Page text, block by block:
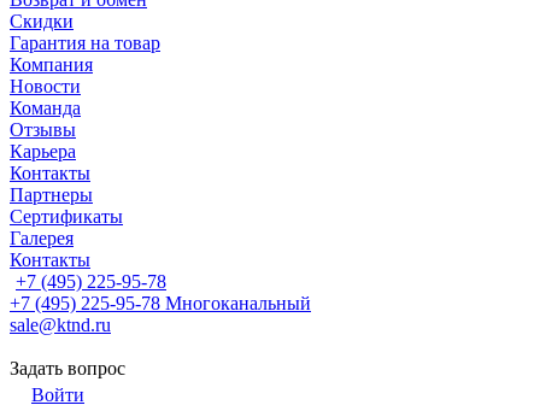
Скидки
Гарантия на товар
Компания
Новости
Команда
Отзывы
Карьера
Контакты
Партнеры
Сертификаты
Галерея
Контакты
+7 (495) 225-95-78
+7 (495) 225-95-78 Многоканальный
sale@ktnd.ru
Задать вопрос
Войти